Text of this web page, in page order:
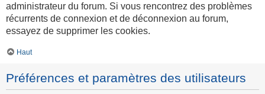
administrateur du forum. Si vous rencontrez des problèmes
récurrents de connexion et de déconnexion au forum,
essayez de supprimer les cookies.
Haut
Préférences et paramètres des utilisateurs